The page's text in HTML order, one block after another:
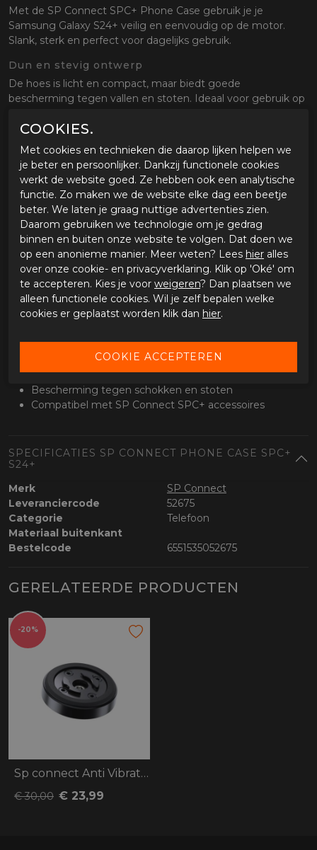
Met de SP Connect SPC+ Phone Case gebruik je je
Samsung Galaxy S24+ veilig en eenvoudig op de motor.
Slank, sterk en perfect voor dagelijks gebruik.
Dun en stevig ontwerp
De hoes is licht en compact, maar biedt goede
bescherming tegen vallen en stoten. Ideaal voor gebruik op
Dankzij het SPC+ systeem klik je je telefoon eenvoudig vast
op alle SP Connect mounts. Stevig en betrouwbaar, ook bij
hogere snelheden.
Perfect voor onderweg
Geschikt voor navigatie, bellen en muziek tijdens het rijden.
Je telefoon blijft goed zichtbaar en stevig op zijn plek.
Klaar voor uitbreiding
Compatibel met SPC+ accessoires zoals mounts, vibration
dampeners en draadloze opladers.
Geschikt voor Samsung Galaxy S24+
SPC+ bevestigingssysteem
Slank en licht ontwerp
Bescherming tegen schokken en stoten
Compatibel met SP Connect SPC+ accessoires
SPECIFICATIES SP CONNECT PHONE CASE SPC+
S24+
Merk
SP Connect
Leveranciercode
52675
Categorie
Telefoon
Materiaal buitenkant
Bestelcode
6551535052675
GERELATEERDE PRODUCTEN
-20%
Sp connect Anti Vibration Module SPC+
€ 30,00 € 23,99
COOKIES.
Met cookies en technieken die daarop lijken helpen we
je beter en persoonlijker. Dankzij functionele cookies
werkt de website goed. Ze hebben ook een analytische
functie. Zo maken we de website elke dag een beetje
beter. We laten je graag nuttige advertenties zien.
Daarom gebruiken we technologie om je gedrag
binnen en buiten onze website te volgen. Dat doen we
op een anonieme manier. Meer weten? Lees hier alles
over onze cookie- en privacyverklaring. Klik op 'Oké' om
te accepteren. Kies je voor weigeren? Dan plaatsen we
alleen functionele cookies. Wil je zelf bepalen welke
cookies er geplaatst worden klik dan hier.